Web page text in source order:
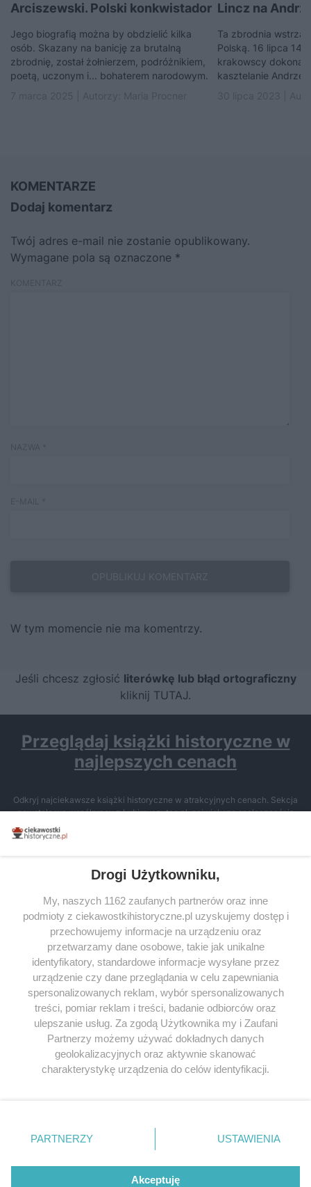
Arciszewski. Polski konkwistador
Jego biografią można by obdzielić kilka
osób. Skazany na banicję za brutalną
zbrodnię, został żołnierzem, podróżnikiem,
poetą, uczonym i... bohaterem narodowym.
Lincz na
Ta zbrodnia
Polską. 16 lipca
krakowscy
kasztelanie
KOMENTARZE
Dodaj komentarz
Twój adres e-mail nie zostanie opublikowany.
Wymagane pola są oznaczone *
W tym momencie nie ma komentrzy.
Jeśli chcesz zgłosić literówkę lub błąd ortograficzny
kliknij TUTAJ.
Przeglądaj książki historyczne w
najlepszych cenach
Odkryj najciekawsze książki historyczne w atrakcyjnych cenach. Sekcja
powstała we współpracy z Lubimyczytac.pl, największą społecznością
miłośników literatury w Polsce – dzięki temu możesz wybierać spośród
tytułów najwyżej ocenianych przez czytelników.
SERWIS
SPOŁECZNOŚĆ
WSPÓŁPRACA
KONTAKT
ODWIEDŹ RÓWNIEŻ:
Drogi Użytkowniku,
My, naszych 1162 zaufanych partnerów oraz inne
podmioty z ciekawostkihistoryczne.pl uzyskujemy dostęp i
przechowujemy informacje na urządzeniu oraz
przetwarzamy dane osobowe, takie jak unikalne
identyfikatory, standardowe informacje wysyłane przez
urządzenie czy dane przeglądania w celu zapewniania
spersonalizowanych reklam, wybór spersonalizowanych
treści, pomiar reklam i treści, badanie odbiorców oraz
ulepszanie usług. Za zgodą Użytkownika my i Zaufani
Partnerzy możemy używać dokładnych danych
geolokalizacyjnych oraz aktywnie skanować
charakterystykę urządzenia do celów identyfikacji.
zmienić/wycofać klikając przycisk ustawień prywatności
znajdujący się w lewym dolnym rogu strony
. Niektóre
użytkownika, ale masz prawo sprzeciwić się takiemu
PARTNERZY USTAWIENIA
Akceptuję